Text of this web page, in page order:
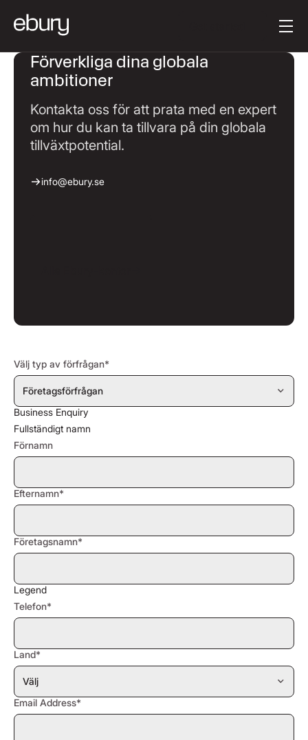
Förverkliga dina globala
ambitioner
Kontakta oss för att prata med en expert
om hur du kan ta tillvara på din globala
tillväxtpotential.
info@ebury.se
Välj typ av förfrågan*
Business Enquiry
Fullständigt namn
Förnamn
Efternamn*
Företagsnamn*
Legend
Telefon*
Land*
Email Address*